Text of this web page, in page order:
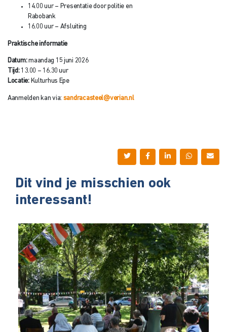
14.00 uur – Presentatie door politie en
Rabobank
16.00 uur – Afsluiting
Praktische informatie
Datum:maandag 15 juni 2026
Tijd:13.00 – 16.30 uur
Locatie:Kulturhus Epe
Aanmelden kan via: sandracasteel@verian.nl
Dit vind je misschien ook
interessant!